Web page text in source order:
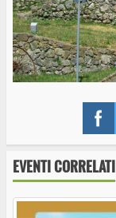
EVENTI CORRELATI